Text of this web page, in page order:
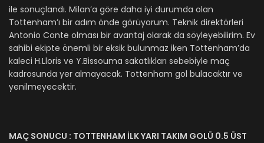
ile sonuçlandı. Milan’a göre daha iyi durumda olan
Tottenham’ı bir adım önde görüyorum. Teknik direktörleri
Antonio Conte olması bir avantaj olarak da söyleyebilirim. Ev
sahibi ekipte önemli bir eksik bulunmaz iken Tottenham’da
kaleci H.Lloris ve Y.Bissouma sakatlıkları sebebiyle maç
kadrosunda yer almayacak. Tottenham gol bulacaktır ve
yenilmeyecektir.
MAÇ SONUCU : TOTTENHAM İLK YARI TAKIM GOLÜ 0.5 ÜST